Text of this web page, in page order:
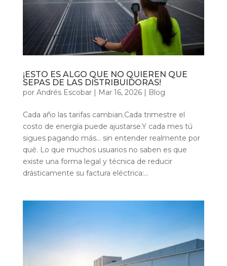
¡ESTO ES ALGO QUE NO QUIEREN QUE
SEPAS DE LAS DISTRIBUIDORAS!
por Andrés Escobar| Mar 16, 2026| Blog
Cada año las tarifas cambian.Cada trimestre el
costo de energía puede ajustarse.Y cada mes tú
sigues pagando más… sin entender realmente por
qué. Lo que muchos usuarios no saben es que
existe una forma legal y técnica de reducir
drásticamente su factura eléctrica:...